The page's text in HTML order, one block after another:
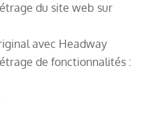
du site web sur
avec Headway
de fonctionnalités :